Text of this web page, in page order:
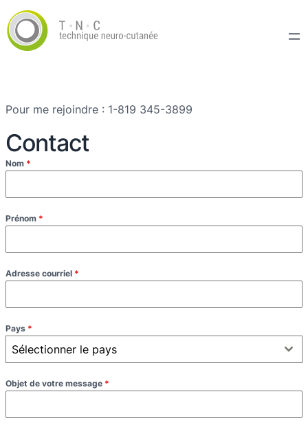
Pour me rejoindre : 1-819 345-3899
Contact
Nom *
Prénom *
Adresse courriel *
Pays *
Sélectionner le pays
Objet de votre message *